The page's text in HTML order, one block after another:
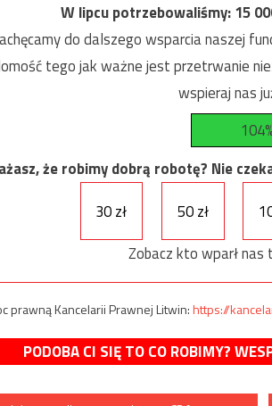
W lipcu potrzebowaliśmy:15
do dalszego wsparcia naszej
tego jak ważne jest przetrwanie
wspieraj nas
104%
że robimy dobrą robotę? Nie
30 zł
50 zł
Zobacz kto wparł nas
prawną Kancelarii Prawnej Litwin:https://
PODOBA CI SIĘ TO CO ROBIMY?